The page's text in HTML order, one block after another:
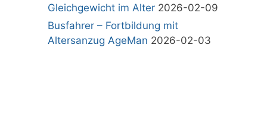
Gleichgewicht im Alter 2026-02-09
Busfahrer – Fortbildung mit
Altersanzug AgeMan 2026-02-03